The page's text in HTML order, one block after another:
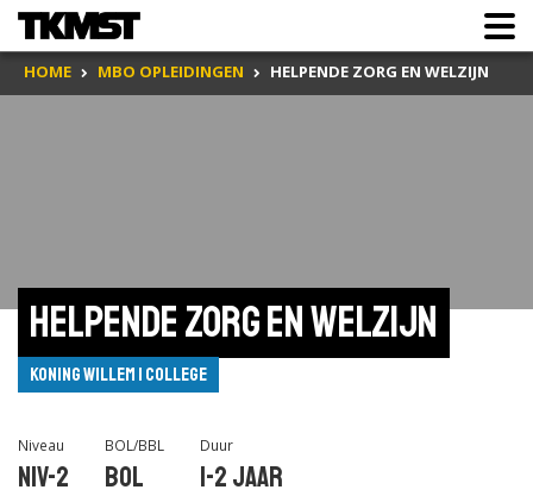
HOME MBO OPLEIDINGEN HELPENDE ZORG EN WELZIJN
Helpende zorg en welzijn
Koning Willem I College
Niveau
Niv-2
BOL/BBL
BOL
Duur
1-2 jaar